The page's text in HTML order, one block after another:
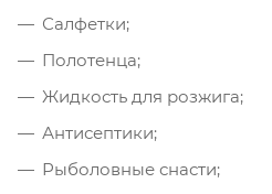
Салфетки;
Полотенца;
Жидкость для розжига;
Антисептики;
Рыболовные снасти;